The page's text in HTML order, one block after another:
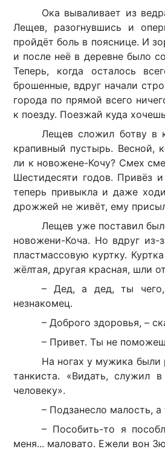
Ока вываливает из
Лещев, разогнувшись и
пройдёт боль в пояснице. И
и после неё в деревне было
Теперь, когда осталось
брошенные, вдруг начали
города по прямой всего
к поезду. Поезжай куда
Лещев сложил ботву в
крапивный пустырь. Весной,
ли к новожене-Кочу? Смех
Шестидесяти годов. Привёз
теперь привыкла и даже
дрожжей не живёт, ему
Лещев уже поставил
новожени-Коча. Но вдруг
пластмассовую куртку.
жёлтая, другая красная, шли
– Дед, а дед, ты чего,
незнакомец.
– Доброго здоровья, –
– Привет. Ты не
На ногах у мужика были
танкиста. «Видать, служил
человеку».
– Подзанесло малость, а
– Пособить-то я
меня... маловато. Ежели вон